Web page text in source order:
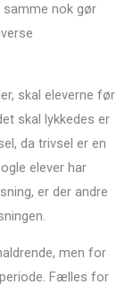
samme nok gør
skal eleverne før
skal lykkedes er
da trivsel er en
elever har
er der andre
men for
Fælles for